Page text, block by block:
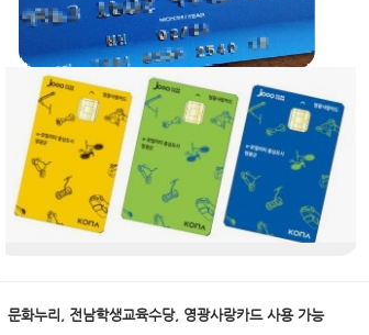
문화누리, 전남학생교육수당, 영광사랑카드 사용 가능